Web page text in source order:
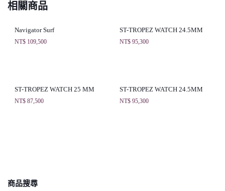
相關商品
Navigator Surf
NT$ 109,500
ST-TROPEZ WATCH 24.5MM
NT$ 95,300
ST-TROPEZ WATCH 25 MM
NT$ 87,500
ST-TROPEZ WATCH 24.5MM
NT$ 95,300
商品搜尋